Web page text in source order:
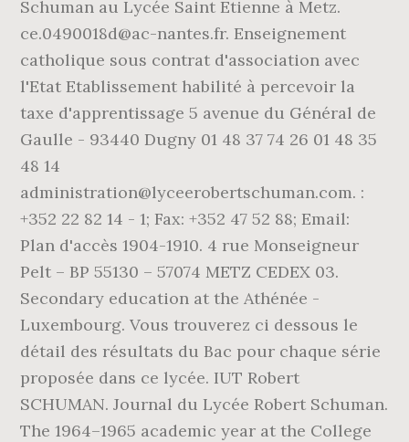
Schuman au Lycée Saint Etienne à Metz.
ce.0490018d@ac-nantes.fr. Enseignement
catholique sous contrat d'association avec
l'Etat Etablissement habilité à percevoir la
taxe d'apprentissage 5 avenue du Général de
Gaulle - 93440 Dugny 01 48 37 74 26 01 48 35
48 14
administration@lyceerobertschuman.com. :
+352 22 82 14 - 1; Fax: +352 47 52 88; Email:
Plan d'accès 1904-1910. 4 rue Monseigneur
Pelt – BP 55130 – 57074 METZ CEDEX 03.
Secondary education at the Athénée -
Luxembourg. Vous trouverez ci dessous le
détail des résultats du Bac pour chaque série
proposée dans ce lycée. IUT Robert
SCHUMAN. Journal du Lycée Robert Schuman.
The 1964–1965 academic year at the College